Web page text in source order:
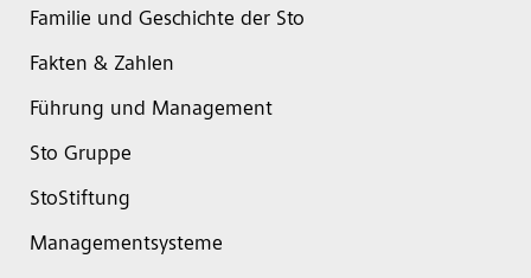
Familie und Geschichte der Sto
Fakten & Zahlen
Führung und Management
Sto Gruppe
StoStiftung
Managementsysteme